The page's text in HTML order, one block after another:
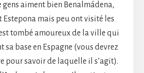
gens aiment bien Benalmádena,
Estepona mais peu ont visité les
tombé amoureux de la ville qui
sa base en Espagne (vous devrez
pour savoir de laquelle il s’agit).